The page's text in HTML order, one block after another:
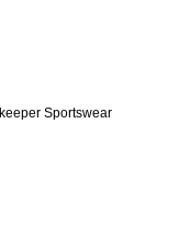
Sportswear